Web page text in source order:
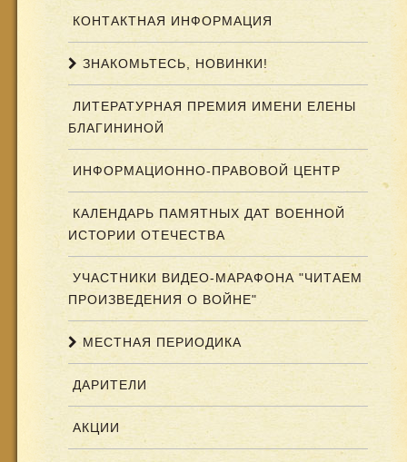
КОНТАКТНАЯ ИНФОРМАЦИЯ
ЗНАКОМЬТЕСЬ, НОВИНКИ!
ЛИТЕРАТУРНАЯ ПРЕМИЯ ИМЕНИ ЕЛЕНЫ
БЛАГИНИНОЙ
ИНФОРМАЦИОННО-ПРАВОВОЙ ЦЕНТР
КАЛЕНДАРЬ ПАМЯТНЫХ ДАТ ВОЕННОЙ
ИСТОРИИ ОТЕЧЕСТВА
УЧАСТНИКИ ВИДЕО-МАРАФОНА "ЧИТАЕМ
ПРОИЗВЕДЕНИЯ О ВОЙНЕ"
МЕСТНАЯ ПЕРИОДИКА
ДАРИТЕЛИ
АКЦИИ